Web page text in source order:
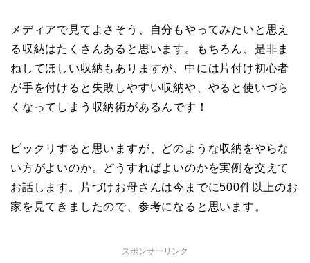
メディアで見てよさそう、自分もやってみたいと思え
る収納はたくさんあると思います。もちろん、是非ま
ねしてほしい収納もありますが、中には片付け初心者
が手を付けると失敗しやすい収納や、やると使いづら
くなってしまう収納術があるんです！
ビックリすると思いますが、どのような収納をやらな
い方がよいのか。どうすればよいのかを実例を交えて
お話します。片づけお母さんは今までに500件以上のお
家を見てきましたので、参考になると思います。
スポンサーリンク